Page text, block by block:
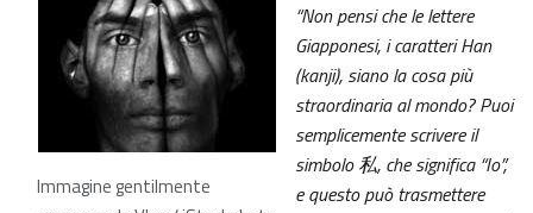
Immagine gentilmente
“Non pensi che le lettere
Giapponesi, i caratteri Han
(kanji), siano la cosa più
straordinaria al mondo? Puoi
semplicemente scrivere il
simbolo 私, che significa “Io”,
e questo può trasmettere